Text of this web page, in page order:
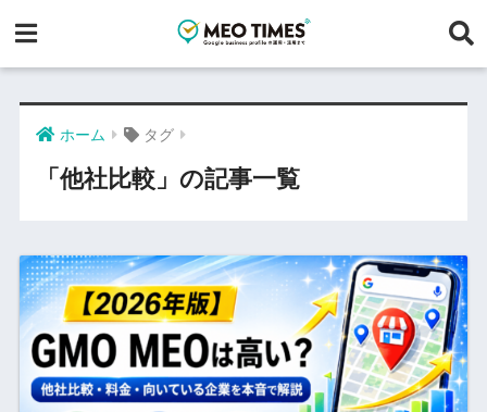
ホーム タグ
「他社比較」の記事一覧